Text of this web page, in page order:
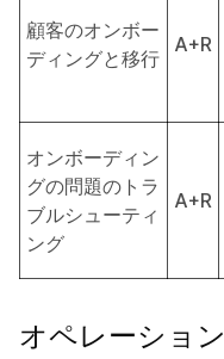
顧客のオンボー
ディングと移行
A+R
オンボーディン
グの問題のトラ
ブルシューティ
ング
A+R
オペレーション